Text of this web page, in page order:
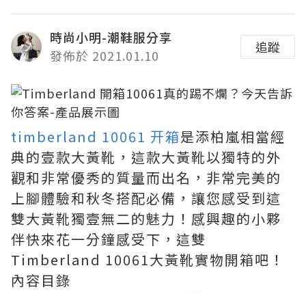
時尚小明-潮鞋服分享
發佈於 2021.01.10
追蹤
timberland 10061 开箱是添柏嵐相當經
典的壹款大黃靴，這款大黃靴以獨特的外
觀和非常優秀的質量而出名，非常完美的
上腳體驗和秋冬搭配必備，讓您感受到這
雙大黃靴獨壹無二的魅力！感興趣的小夥
伴快來花一分鐘感受下，這雙
Timberland 10061大黃靴實物開箱吧！
內容目錄